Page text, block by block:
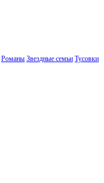
Романы Звездные семьи Тусовки